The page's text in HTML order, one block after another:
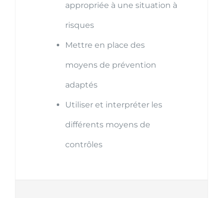
appropriée à une situation à
risques
Mettre en place des
moyens de prévention
adaptés
Utiliser et interpréter les
différents moyens de
contrôles